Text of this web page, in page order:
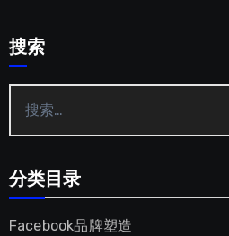
搜索
索：
分类目录
Facebook品牌塑造